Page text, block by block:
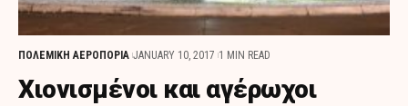
ΠΟΛΕΜΙΚΗ ΑΕΡΟΠΟΡΙΑ JANUARY 10, 2017 1 MIN READ
Χιονισμένοι και αγέρωχοι